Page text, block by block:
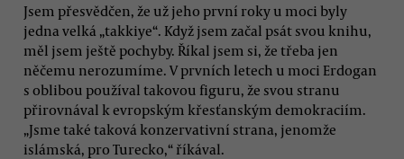
Jsem přesvědčen, že už jeho první roky u moci byly
jedna velká „takkiye“. Když jsem začal psát svou knihu,
měl jsem ještě pochyby. Říkal jsem si, že třeba jen
něčemu nerozumíme. V prvních letech u moci Erdogan
s oblibou používal takovou figuru, že svou stranu
přirovnával k evropským křesťanským demokraciím.
„Jsme také taková konzervativní strana, jenomže
islámská, pro Turecko,“ říkával.